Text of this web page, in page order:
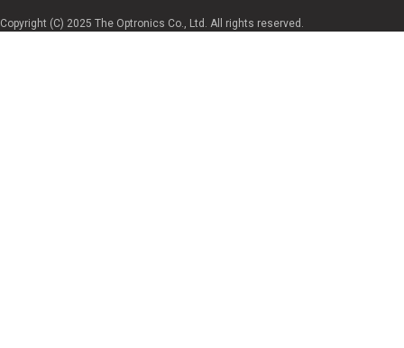
Copyright (C) 2025 The Optronics Co., Ltd. All rights reserved.